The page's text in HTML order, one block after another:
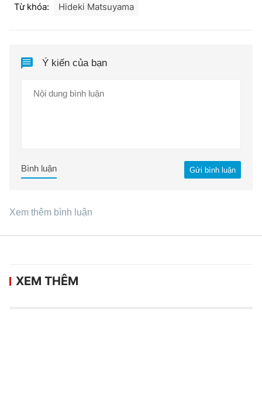
Từ khóa: Hideki Matsuyama
Ý kiến của bạn
Gửi bình luận
Bình luận
Xem thêm bình luận
XEM THÊM